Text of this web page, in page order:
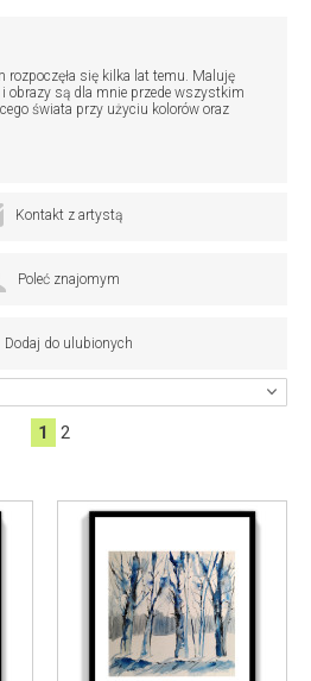
rozpoczęła się kilka lat temu. Maluję
i obrazy są dla mnie przede wszystkim
świata przy użyciu kolorów oraz
Kontakt z artystą
Poleć znajomym
Dodaj do ulubionych
1 2